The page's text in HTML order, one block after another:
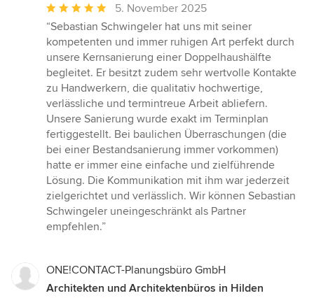
Durchschnittliche
Bewertung:
5
von
5
Sternen
5. November 2025
“Sebastian Schwingeler hat uns mit seiner
kompetenten und immer ruhigen Art perfekt durch
unsere Kernsanierung einer Doppelhaushälfte
begleitet. Er besitzt zudem sehr wertvolle Kontakte
zu Handwerkern, die qualitativ hochwertige,
verlässliche und termintreue Arbeit abliefern.
Unsere Sanierung wurde exakt im Terminplan
fertiggestellt. Bei baulichen Überraschungen (die
bei einer Bestandsanierung immer vorkommen)
hatte er immer eine einfache und zielführende
Lösung. Die Kommunikation mit ihm war jederzeit
zielgerichtet und verlässlich. Wir können Sebastian
Schwingeler uneingeschränkt als Partner
empfehlen.”
ONE!CONTACT-Planungsbüro GmbH
Architekten und Architektenbüros in Hilden